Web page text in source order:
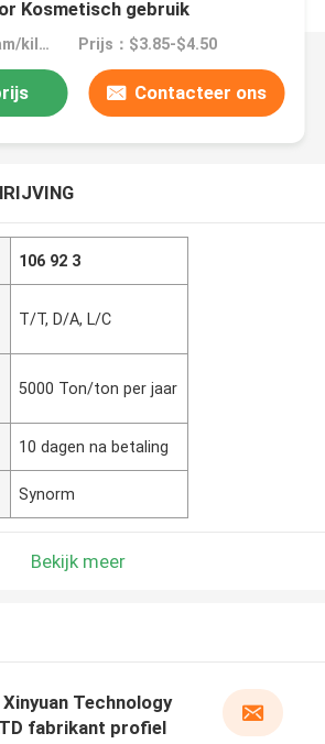
Kosmetisch gebruik
MOQ：180 kilogram/kilogram Prijs：$3.85-$4.50
Contacteer ons
106 92 3
T/T, D/A, L/C
5000 Ton/ton per jaar
10 dagen na betaling
Synorm
Bekijk meer
Xinyuan Technology
fabrikant profiel